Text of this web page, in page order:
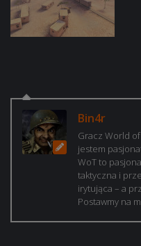
Bin4r
Gracz World
jestem
WoT to
taktyczna i
irytująca – a
Postawmy na